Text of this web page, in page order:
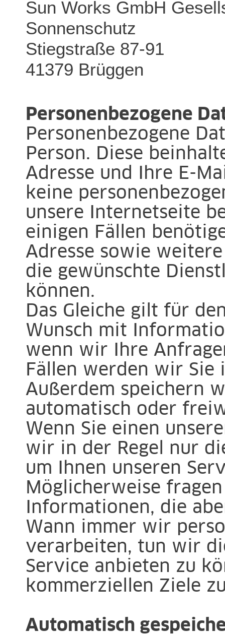
Sun Works GmbH
Sonnenschutz
Stiegstraße 87-91
41379 Brüggen
Personenbezogene
Personenbezogene
Person. Diese
Adresse und Ihre E-
keine
unsere Internetseite
einigen Fällen
Adresse sowie
die gewünschte
können.
Das Gleiche gilt für
Wunsch mit
wenn wir Ihre
Fällen werden wir Sie
Außerdem speichern
automatisch oder
Wenn Sie einen
wir in der Regel nur
um Ihnen unseren
Möglicherweise
Informationen, die
Wann immer wir
verarbeiten, tun wir
Service anbieten zu
kommerziellen Ziele
Automatisch